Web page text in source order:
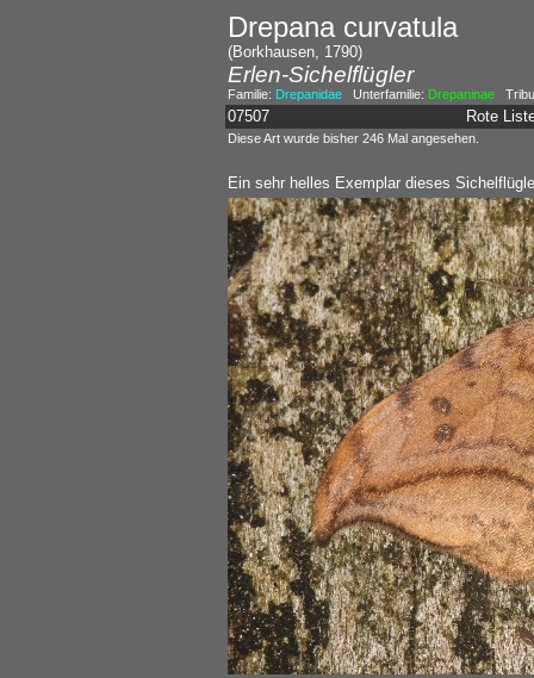
Drepana curvatula
(Borkhausen, 1790)
Erlen-Sichelflügler
Familie: DrepanidaeUnterfamilie: Drepaninae
07507 Rote
Diese Art wurde bisher 246 Mal angesehen.
Ein sehr helles Exemplar dieses